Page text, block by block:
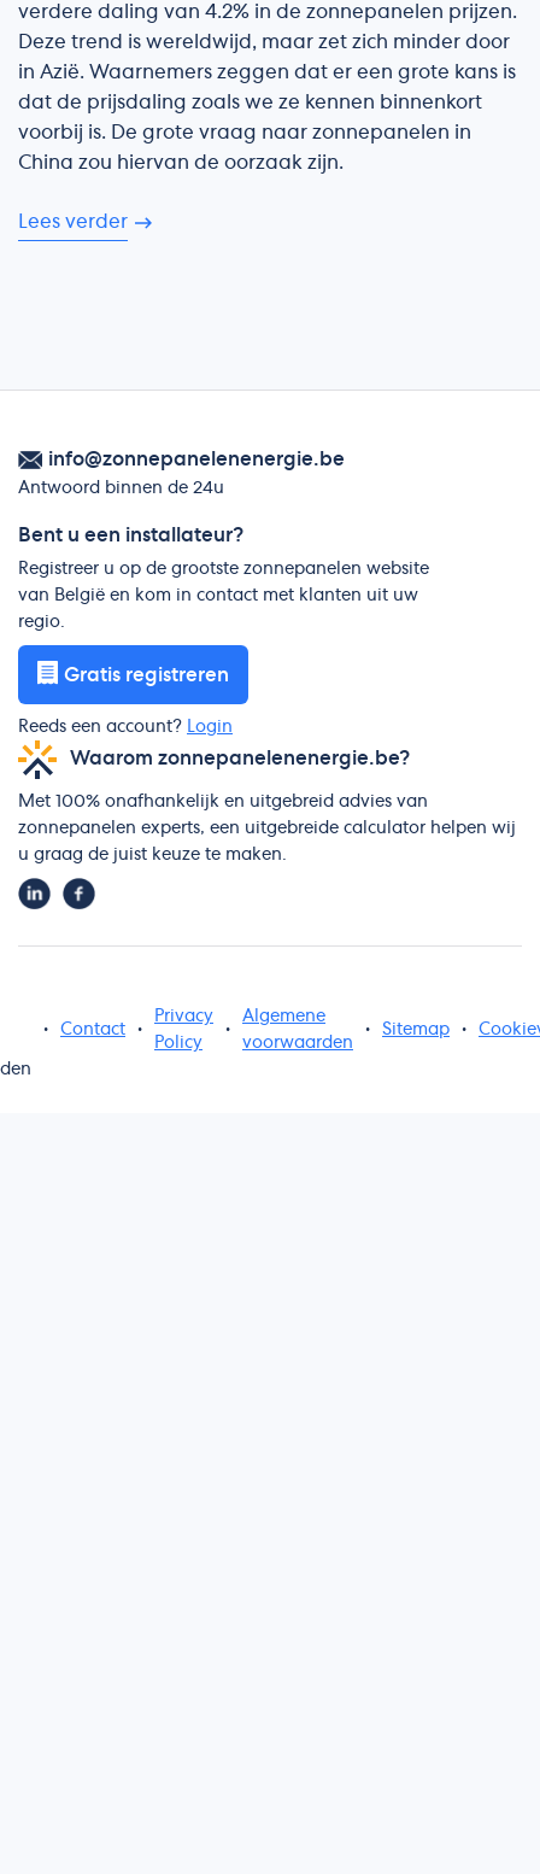
verdere daling van 4.2% in de zonnepanelen prijzen.
Deze trend is wereldwijd, maar zet zich minder door
in Azië. Waarnemers zeggen dat er een grote kans is
dat de prijsdaling zoals we ze kennen binnenkort
voorbij is. De grote vraag naar zonnepanelen in
China zou hiervan de oorzaak zijn.
Lees verder
info@zonnepanelenenergie.be
Antwoord binnen de 24u
Bent u een installateur?
Registreer u op de grootste zonnepanelen website
van België en kom in contact met klanten uit uw
regio.
Gratis registreren
Reeds een account? Login
Waarom zonnepanelenenergie.be?
Met 100% onafhankelijk en uitgebreid advies van
zonnepanelen experts, een uitgebreide calculator helpen wij
u graag de juist keuze te maken.
• Contact •
Privacy
Policy
•
Algemene
voorwaarden
• Sitemap •